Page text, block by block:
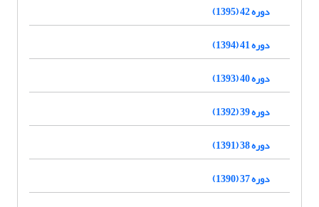
دوره 42 (1395)
دوره 41 (1394)
دوره 40 (1393)
دوره 39 (1392)
دوره 38 (1391)
دوره 37 (1390)